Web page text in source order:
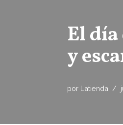
El
y
por Latienda